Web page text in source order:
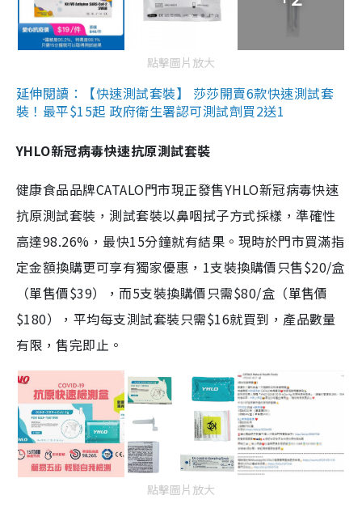
點擊圖片放大
延伸閱讀：【快速測試套裝】 莎莎開賣6款快速測試套
裝！最平$15起 政府衛生署認可測試劑買2送1
YHLO新冠病毒快速抗原測試套裝
健康食品品牌CATALO門市現正發售YHLO新冠病毒快速
抗原測試套裝，測試套裝以鼻咽拭子方式採樣，準確性
高達98.26%，最快15分鐘就有結果。現時於門市買滿指
定金額換購更可享有獨家優惠，1支裝換購價只售$20/盒
（單售價$39），而5支裝換購價只需$80/盒（單售價
$180），平均每支測試套裝只需$16就買到，產品數量
有限，售完即止。
點擊圖片放大